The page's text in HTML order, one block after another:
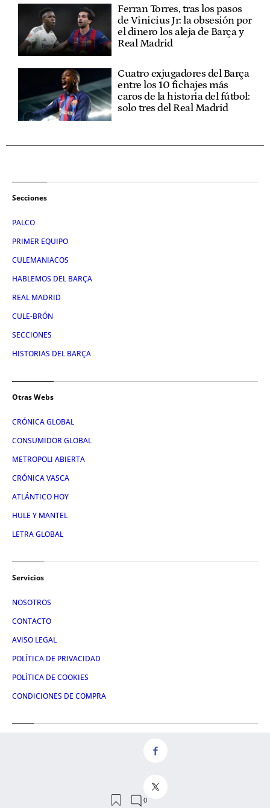
Ferran Torres, tras los pasos
de Vinicius Jr: la obsesión por
el dinero los aleja de Barça y
Real Madrid
Cuatro exjugadores del Barça
entre los 10 fichajes más
caros de la historia del fútbol:
solo tres del Real Madrid
Secciones
PALCO
PRIMER EQUIPO
CULEMANIACOS
HABLEMOS DEL BARÇA
REAL MADRID
CULE-BRÓN
SECCIONES
HISTORIAS DEL BARÇA
Otras Webs
CRÓNICA GLOBAL
CONSUMIDOR GLOBAL
METROPOLI ABIERTA
CRÓNICA VASCA
ATLÁNTICO HOY
HULE Y MANTEL
LETRA GLOBAL
Servicios
NOSOTROS
CONTACTO
AVISO LEGAL
POLÍTICA DE PRIVACIDAD
POLÍTICA DE COOKIES
CONDICIONES DE COMPRA